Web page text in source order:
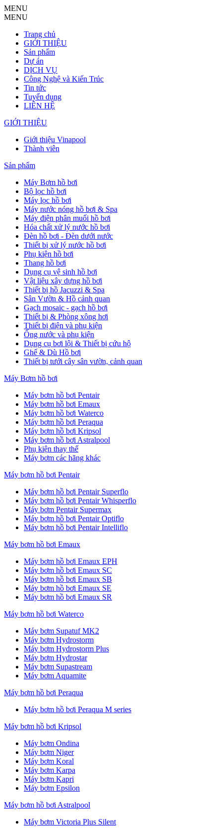
MENU
MENU
Trang chủ
GIỚI THIỆU
Sản phẩm
Dự án
DỊCH VỤ
Công Nghệ và Kiến Trúc
Tin tức
Tuyển dụng
LIÊN HỆ
GIỚI THIỆU
Giới thiệu Vinapool
Thành viên
Sản phẩm
Máy Bơm hồ bơi
Bộ lọc hồ bơi
Máy lọc hồ bơi
Máy nước nóng hồ bơi & Spa
Máy điện phân muối hồ bơi
Hóa chất xử lý nước hồ bơi
Đèn hồ bơi - Đèn dưới nước
Thiết bị xử lý nước hồ bơi
Phụ kiện hồ bơi
Thang hồ bơi
Dụng cụ vệ sinh hồ bơi
Vật liệu xây dựng hồ bơi
Thiết bị hồ Jacuzzi & Spa
Sân Vườn & Hồ cảnh quan
Gạch mosaic - gạch hồ bơi
Thiết bị & Phòng xông hơi
Thiết bị điện và phụ kiện
Ống nước và phụ kiện
Dụng cụ bơi lội & Thiết bị cứu hộ
Ghế & Dù Hồ bơi
Thiết bị tưới cây sân vườn, cảnh quan
Máy Bơm hồ bơi
Máy bơm hồ bơi Pentair
Máy bơm hồ bơi Emaux
Máy bơm hồ bơi Waterco
Máy bơm hồ bơi Peraqua
Máy bơm hồ bơi Kripsol
Máy bơm hồ bơi Astralpool
Phụ kiện thay thế
Máy bơm các hãng khác
Máy bơm hồ bơi Pentair
Máy bơm hồ bơi Pentair Superflo
Máy bơm hồ bơi Pentair Whisperflo
Máy bơm Pentair Supermax
Máy bơm hồ bơi Pentair Optiflo
Máy bơm hồ bơi Pentair Intelliflo
Máy bơm hồ bơi Emaux
Máy bơm hồ bơi Emaux EPH
Máy bơm hồ bơi Emaux SC
Máy bơm hồ bơi Emaux SB
Máy bơm hồ bơi Emaux SE
Máy bơm hồ bơi Emaux SR
Máy bơm hồ bơi Waterco
Máy bơm Supatuf MK2
Máy bơm Hydrostorm
Máy bơm Hydrostorm Plus
Máy bơm Hydrostar
Máy bơm Supastream
Máy bơm Aquamite
Máy bơm hồ bơi Peraqua
Máy bơm hồ bơi Peraqua M series
Máy bơm hồ bơi Kripsol
Máy bơm Ondina
Máy bơm Niger
Máy bơm Koral
Máy bơm Karpa
Máy bơm Kapri
Máy bơm Epsilon
Máy bơm hồ bơi Astralpool
Máy bơm Victoria Plus Silent